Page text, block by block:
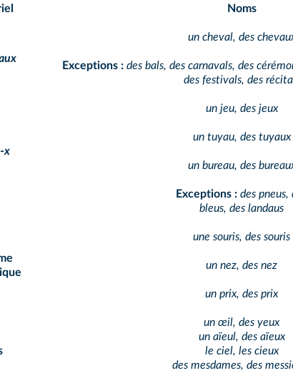
Noms
un cheval, des
Exceptions : des bals, des carnavals, des
des festivals, des
x
un jeu, des jeux
un tuyau, des tuyaux
un bureau, des
Exceptions : des pneus,
bleus, des landaus
une souris, des souris
un nez, des nez
un prix, des prix
un œil, des yeux
un aïeul, des aïeux
le ciel, les cieux
des mesdames, des